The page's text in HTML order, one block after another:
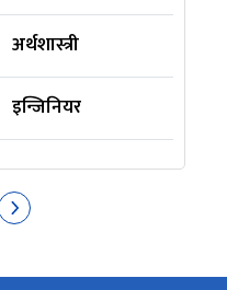
अर्थशास्त्री
इन्जिनियर